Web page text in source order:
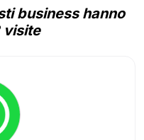
business hanno
visite